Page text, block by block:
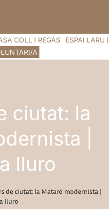
COLL I REGÀS
ESPAI LARU
A
ciutat: la
|
Iluro
de ciutat: la Mataró modernista |
Iluro